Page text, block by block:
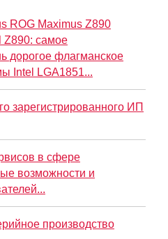
ROG Maximus Z890
Z890: самое
дорогое флагманское
Intel LGA1851...
зарегистрированного ИП
в сфере
возможности и
производство